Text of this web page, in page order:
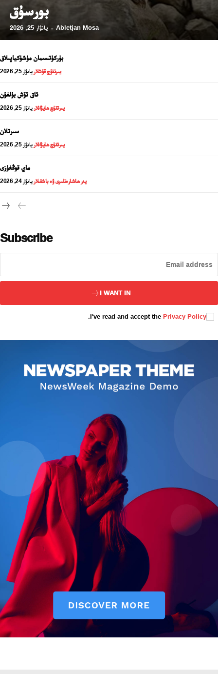
ئەزا بولاي
تور بېكىتىمىز
ئاناسەھىپە
بىز كىم؟
بورسۇق
Abletjan Mosa
- يانۋار 25, 2026
بۈركۈتسىمان مۈشۈكياپىلاق
يىرتقۇچ قۇشلار يانۋار 25, 2026
ئاق تۆش بۇلغۇن
يىرتقۇچ ھايۋانلار يانۋار 25, 2026
سىرتلان
يىرتقۇچ ھايۋانلار يانۋار 25, 2026
ماي قوڭغۇزى
يەر ھاشارەتلىرى ۋە باشقىلار يانۋار 24, 2026
Subscribe
I WANT IN
I've read and accept the Privacy Policy
.